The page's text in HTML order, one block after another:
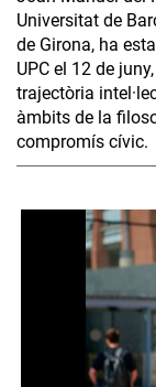
Universitat de
de Girona, ha
UPC el 12 de
trajectòria
àmbits de la
compromís cívic.